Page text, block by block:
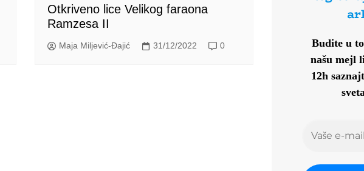
Otkriveno lice Velikog faraona
Ramzesa II
Maja Miljević-Đajić 31/12/2022 0 Budite u
našu mejl
12h